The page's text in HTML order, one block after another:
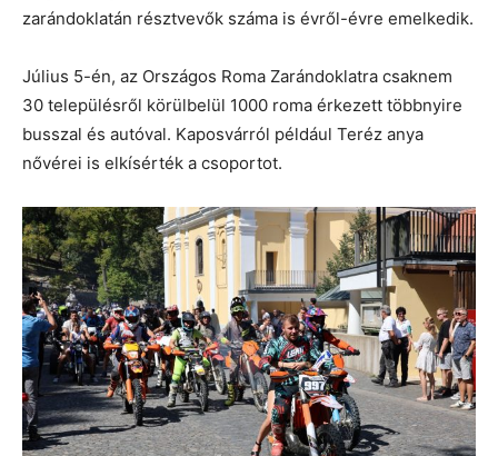
zarándoklatán résztvevők száma is évről-évre emelkedik.
Július 5-én, az Országos Roma Zarándoklatra csaknem
30 településről körülbelül 1000 roma érkezett többnyire
busszal és autóval. Kaposvárról például Teréz anya
nővérei is elkísérték a csoportot.